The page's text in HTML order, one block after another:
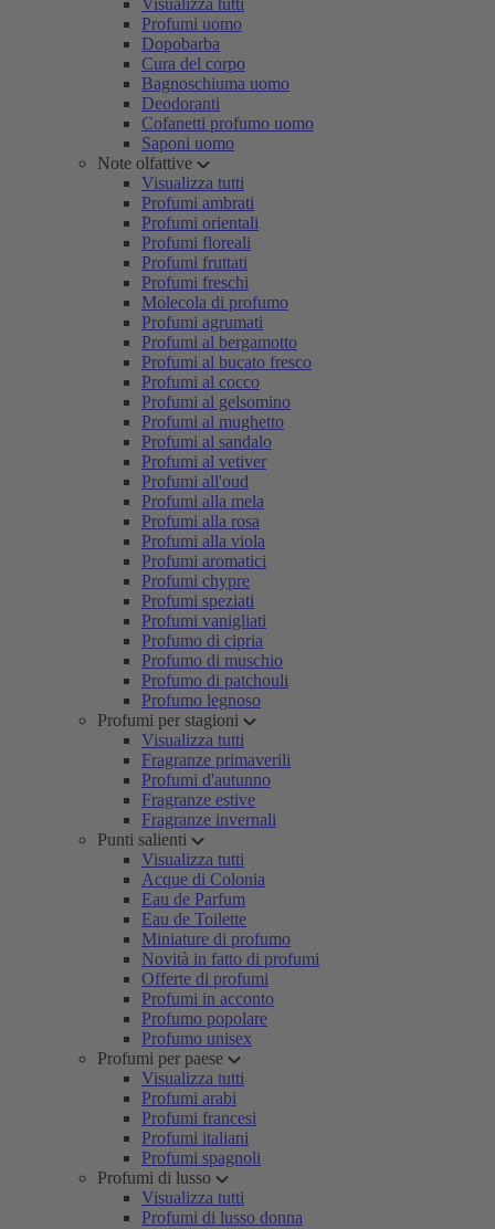
Visualizza tutti
Profumi uomo
Dopobarba
Cura del corpo
Bagnoschiuma uomo
Deodoranti
Cofanetti profumo uomo
Saponi uomo
Note olfattive
Visualizza tutti
Profumi ambrati
Profumi orientali
Profumi floreali
Profumi fruttati
Profumi freschi
Molecola di profumo
Profumi agrumati
Profumi al bergamotto
Profumi al bucato fresco
Profumi al cocco
Profumi al gelsomino
Profumi al mughetto
Profumi al sandalo
Profumi al vetiver
Profumi all'oud
Profumi alla mela
Profumi alla rosa
Profumi alla viola
Profumi aromatici
Profumi chypre
Profumi speziati
Profumi vanigliati
Profumo di cipria
Profumo di muschio
Profumo di patchouli
Profumo legnoso
Profumi per stagioni
Visualizza tutti
Fragranze primaverili
Profumi d'autunno
Fragranze estive
Fragranze invernali
Punti salienti
Visualizza tutti
Acque di Colonia
Eau de Parfum
Eau de Toilette
Miniature di profumo
Novità in fatto di profumi
Offerte di profumi
Profumi in acconto
Profumo popolare
Profumo unisex
Profumi per paese
Visualizza tutti
Profumi arabi
Profumi francesi
Profumi italiani
Profumi spagnoli
Profumi di lusso
Visualizza tutti
Profumi di lusso donna